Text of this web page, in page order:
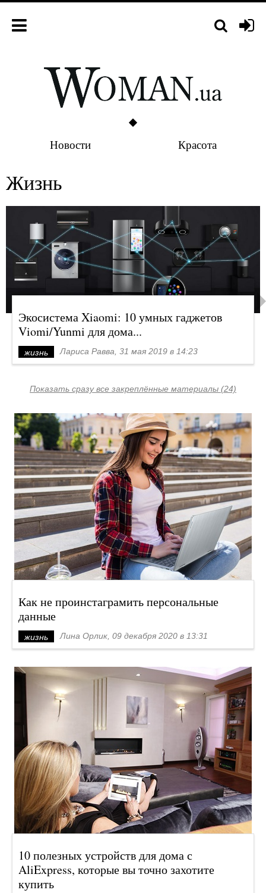
Новости Красота
Жизнь
Экосистема Xiaomi: 10 умных гаджетов
Viomi/Yunmi для дома...
жизнь Лариса Равва, 31 мая 2019 в 14:23
Показать сразу все закреплённые материалы (24)
Как не проинстаграмить персональные
данные
жизнь Лина Орлик, 09 декабря 2020 в 13:31
10 полезных устройств для дома с
AliExpress, которые вы точно захотите
купить